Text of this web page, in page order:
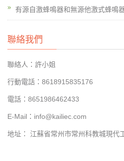
有源自激蜂鳴器和無源他激式蜂鳴
聯絡我們
聯絡人：許小姐
行動電話：8618915835176
電話：8651986462433
E-Mail：info@kailiec.com
地址： 江蘇省常州市常州科教城現代